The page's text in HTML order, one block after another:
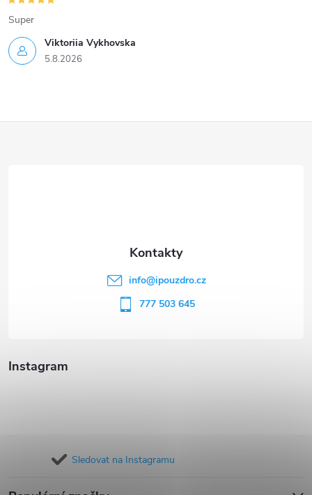
Viktoriia Vykhovska
5.8.2026
Super
Instagram
Sledovat na Instagramu
info@ipouzdro.cz
777 503 645